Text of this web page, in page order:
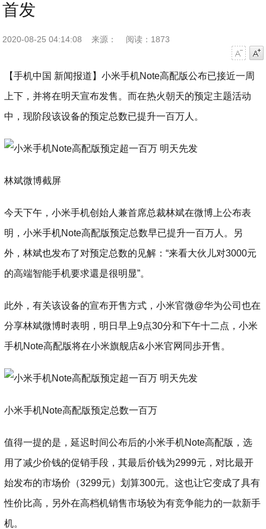
首发
2020-08-25 04:14:08 来源：
阅读：1873
【手机中国 新闻报道】小米手机Note高配版公布已接近一周
上下，并将在明天宣布发售。而在热火朝天的预定主题活动
中，现阶段该设备的预定总数已提升一百万人。
林斌微博截屏
今天下午，小米手机创始人兼首席总裁林斌在微博上公布表
明，小米手机Note高配版预定总数早已提升一百万人。另
外，林斌也发布了对预定总数的见解：“来看大伙儿对3000元
的高端智能手机要求還是很明显”。
此外，有关该设备的宣布开售方式，小米官微@华为公司也在
分享林斌微博时表明，明日早上9点30分和下午十二点，小米
手机Note高配版将在小米旗舰店&小米官网同歩开售。
小米手机Note高配版预定总数一百万
值得一提的是，延迟时间公布后的小米手机Note高配版，选
用了减少价钱的促销手段，其最后价钱为2999元，对比最开
始发布的市场价（3299元）划算300元。这也让它变成了具有
性价比高，另外在高档机销售市场较为有竞争能力的一款新手
机。